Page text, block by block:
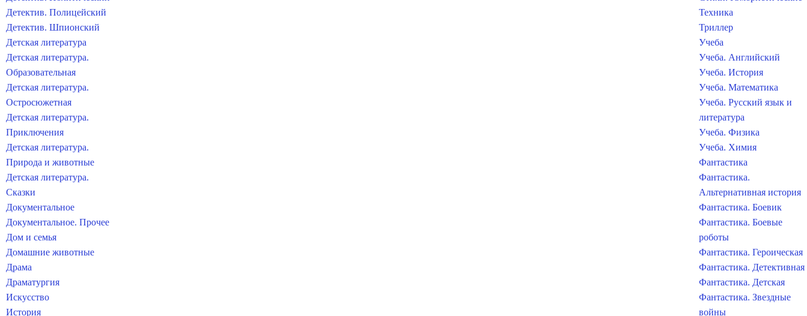
Детектив. Полицейский
Детектив. Шпионский
Детская литература
Детская литература.
Образовательная
Детская литература.
Остросюжетная
Детская литература.
Приключения
Детская литература.
Природа и животные
Детская литература.
Сказки
Документальное
Документальное. Прочее
Дом и семья
Домашние животные
Драма
Драматургия
Искусство
История
Техника
Триллер
Учеба
Учеба. Английский
Учеба. История
Учеба. Математика
Учеба. Русский язык и
литература
Учеба. Физика
Учеба. Химия
Фантастика
Фантастика.
Альтернативная история
Фантастика. Боевик
Фантастика. Боевые
роботы
Фантастика. Героическая
Фантастика. Детективная
Фантастика. Детская
Фантастика. Звездные
войны